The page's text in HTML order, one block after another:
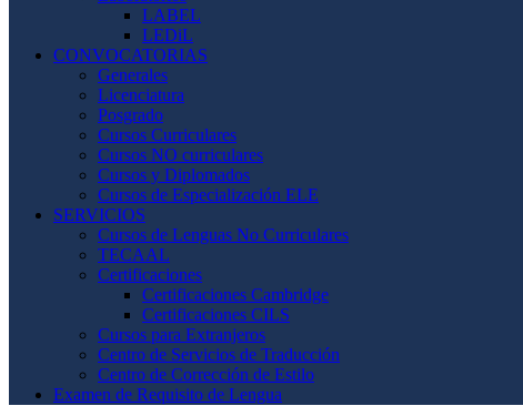
LABEL
LEDiL
CONVOCATORIAS
Generales
Licenciatura
Posgrado
Cursos Curriculares
Cursos NO curriculares
Cursos y Diplomados
Cursos de Especialización ELE
SERVICIOS
Cursos de Lenguas No Curriculares
TECAAL
Certificaciones
Certificaciones Cambridge
Certificaciones CILS
Cursos para Extranjeros
Centro de Servicios de Traducción
Centro de Corrección de Estilo
Examen de Requisito de Lengua